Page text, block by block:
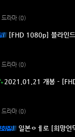
드라마 (0)
[FHD 1080p] 블라인
드라마 (0)
2021.01.21 개봉 -
드라마 (0)
일본ㅇㅔ로 [희망언